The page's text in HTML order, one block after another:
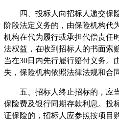
四、投标人向招标人递交保
阶段法定义务的，由保险机构代
机构在代为履行或承担代偿责任
法权益，在收到招标人的书面索
当在30日内先行履行赔付义务。
失，保险机构依照法律法规和合
五、招标人终止招标的，应
保险费及银行同期存款利息。投
证保险的，招标人应参照按项目